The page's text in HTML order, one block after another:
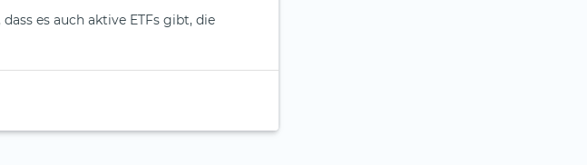
es auch aktive ETFs gibt, die